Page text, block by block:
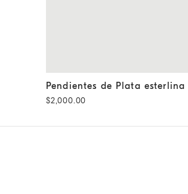
Pendientes de Plata esterlina Negro
Pendientes de Plata esterlina
$2,000.00